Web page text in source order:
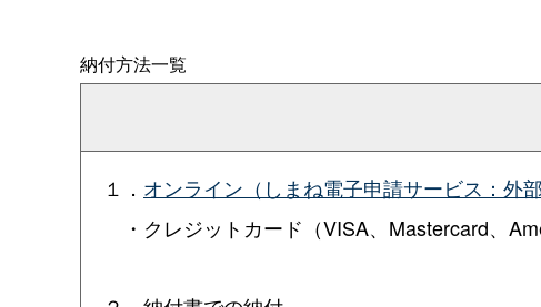
納付方法一覧
１． オンライン（しまね電子申請サービス：外
・クレジットカード（VISA、Mastercard、